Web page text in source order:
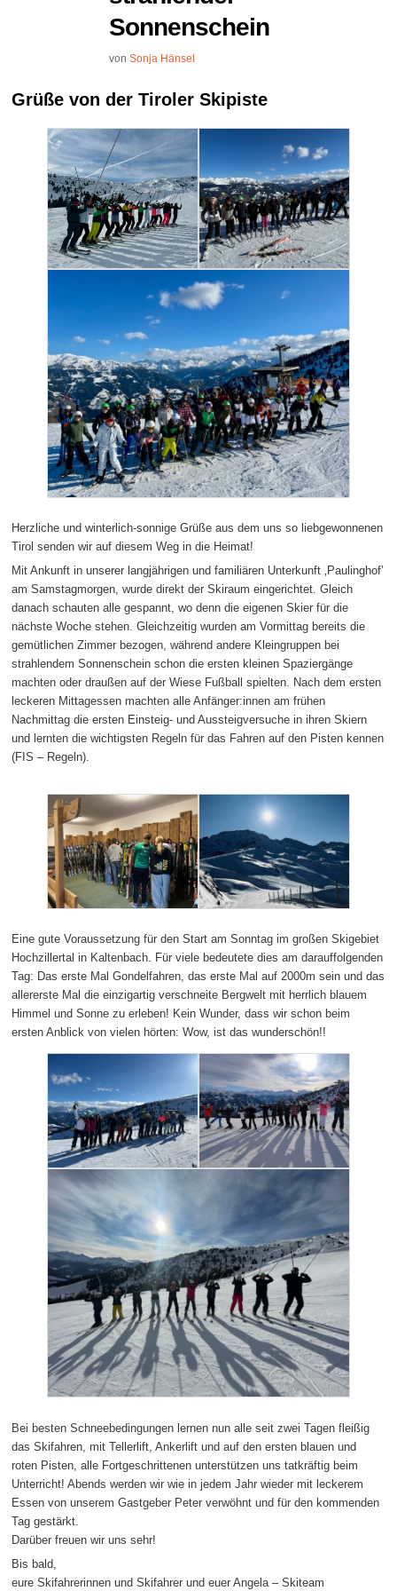
Sonnenschein
vonSonja Hänsel
Grüße von der Tiroler Skipiste
Herzliche und winterlich-sonnige Grüße aus dem uns so liebgewonnenen
Tirol senden wir auf diesem Weg in die Heimat!
Mit Ankunft in unserer langjährigen und familiären Unterkunft ‚Paulinghof’
am Samstagmorgen, wurde direkt der Skiraum eingerichtet. Gleich
danach schauten alle gespannt, wo denn die eigenen Skier für die
nächste Woche stehen. Gleichzeitig wurden am Vormittag bereits die
gemütlichen Zimmer bezogen, während andere Kleingruppen bei
strahlendem Sonnenschein schon die ersten kleinen Spaziergänge
machten oder draußen auf der Wiese Fußball spielten. Nach dem ersten
leckeren Mittagessen machten alle Anfänger:innen am frühen
Nachmittag die ersten Einsteig- und Aussteigversuche in ihren Skiern
und lernten die wichtigsten Regeln für das Fahren auf den Pisten kennen
(FIS – Regeln).
Eine gute Voraussetzung für den Start am Sonntag im großen Skigebiet
Hochzillertal in Kaltenbach. Für viele bedeutete dies am darauffolgenden
Tag: Das erste Mal Gondelfahren, das erste Mal auf 2000m sein und das
allererste Mal die einzigartig verschneite Bergwelt mit herrlich blauem
Himmel und Sonne zu erleben! Kein Wunder, dass wir schon beim
ersten Anblick von vielen hörten: Wow, ist das wunderschön!!
Bei besten Schneebedingungen lernen nun alle seit zwei Tagen fleißig
das Skifahren, mit Tellerlift, Ankerlift und auf den ersten blauen und
roten Pisten, alle Fortgeschrittenen unterstützen uns tatkräftig beim
Unterricht! Abends werden wir wie in jedem Jahr wieder mit leckerem
Essen von unserem Gastgeber Peter verwöhnt und für den kommenden
Tag gestärkt.
Darüber freuen wir uns sehr!
Bis bald,
eure Skifahrerinnen und Skifahrer und euer Angela – Skiteam